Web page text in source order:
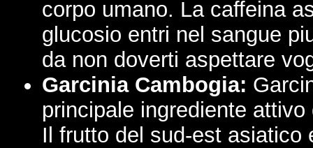
corpo umano. La caffeina
glucosio entri nel sangue
da non doverti aspettare
Garcinia Cambogia:
principale ingrediente
Il frutto del sud-est asiatico